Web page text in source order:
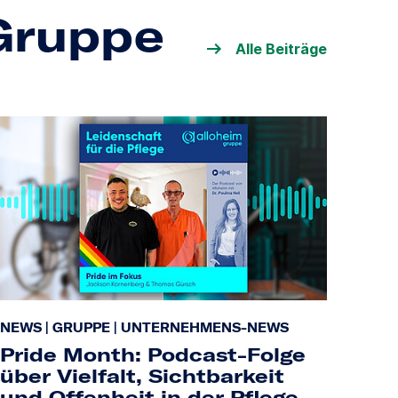
Alle Beiträge
NEWS GRUPPE UNTERNEHMENS-NEWS
Pride Month: Podcast-Folge
über Vielfalt, Sichtbarkeit